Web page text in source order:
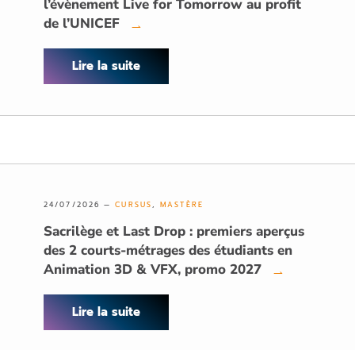
l’évènement Live for Tomorrow au profit
de l’UNICEF
→
Lire la suite
24/07/2026 —CURSUS,MASTÈRE
Sacrilège et Last Drop : premiers aperçus
des 2 courts-métrages des étudiants en
Animation 3D & VFX, promo 2027
→
Lire la suite